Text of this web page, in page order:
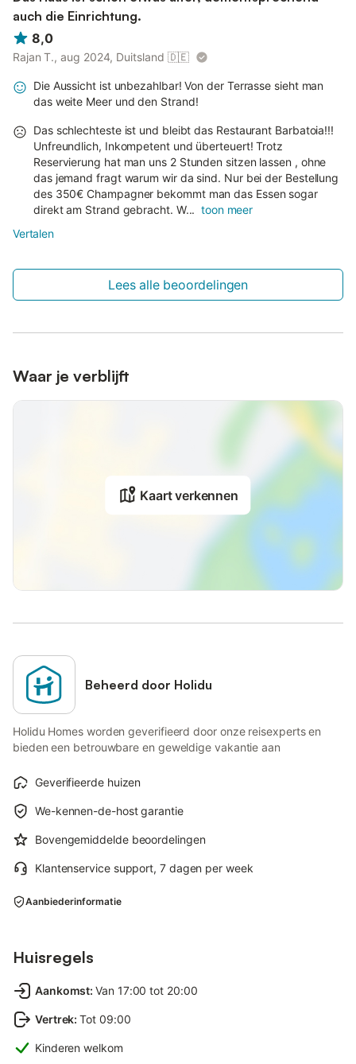
auch die Einrichtung.
8,0
Rajan T., aug 2024, Duitsland 🇩🇪
Die Aussicht ist unbezahlbar! Von der Terrasse sieht man
das weite Meer und den Strand!
Das schlechteste ist und bleibt das Restaurant Barbatoia!!!
Unfreundlich, Inkompetent und überteuert! Trotz
Reservierung hat man uns 2 Stunden sitzen lassen , ohne
das jemand fragt warum wir da sind. Nur bei der Bestellung
des 350€ Champagner bekommt man das Essen sogar
direkt am Strand gebracht. W... toon meer
Vertalen
Lees alle beoordelingen
Waar je verblijft
Kaart verkennen
Beheerd door Holidu
Holidu Homes worden geverifieerd door onze reisexperts en
bieden een betrouwbare en geweldige vakantie aan
Geverifieerde huizen
We-kennen-de-host garantie
Bovengemiddelde beoordelingen
Klantenservice support, 7 dagen per week
Aanbiederinformatie
Huisregels
Aankomst: Van 17:00 tot 20:00
Vertrek: Tot 09:00
Kinderen welkom